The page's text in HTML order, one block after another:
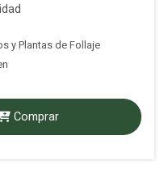
y Plantas de Follaje
Comprar